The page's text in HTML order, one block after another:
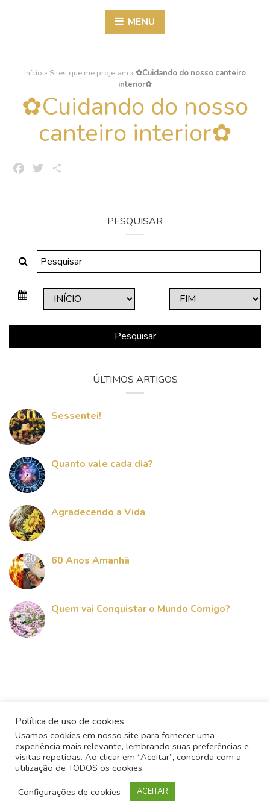
MENU
Início » Sites que me projetam » ✿Cuidando do nosso canteiro
interior✿
✿Cuidando do nosso
canteiro interior✿
FacebookTwitter
PESQUISAR
Pesquisar
ÚLTIMOS ARTIGOS
Sessentei!
Quanto vale cada dia?
Agradecendo a Vida
60 Anos Amanhã
Quem vai Conquistar o Mundo Comigo?
Política de uso de cookies
Usamos cookies em nosso site para fornecer uma
experiência mais relevante, lembrando suas preferências e
visitas repetidas. Ao clicar em “Aceitar”, concorda com a
utilização de TODOS os cookies.
Configurações de cookies
ACEITAR